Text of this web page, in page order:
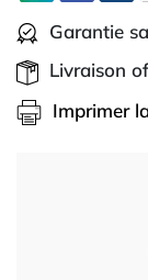
Garantie
Livraison
Imprimer